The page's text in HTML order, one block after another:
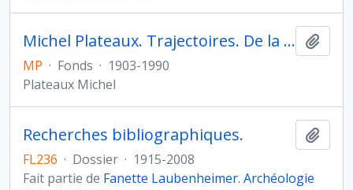
Michel Plateaux. Trajectoires. De la sédentarisation à l'État
MP · Fonds · 1903-1990
Plateaux Michel
Recherches bibliographiques.
FL236 · Dossier · 1915-2008
Fait partie de Fanette Laubenheimer. Archéologie